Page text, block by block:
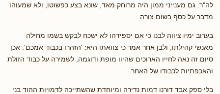
לה"ר. גם מענייני ממון היה מרוחק מאד, שונא בצע כפשוטו, ולא שמעוהו
מדבר על כסף בשום צורה.
בערוב ימיו ציווה לבנו כי אם יספידהו לא ישכח לבקש בשמו מחילה
מאנשי קהילתו, ולבן אחר אמר כי צוואתו היא: 'הזהרו בכבוד אמכם'. אכן
סיום זה נאה לחייו הארוכים שהיוו מופת ודוגמה, לשמירה על כבוד הזולת
והאכפתיות לכבודו של האחר.
בלי ספק אבד דורנו דמות נדירה ומיוחדת שהשתייכה לדמויות ההוד בני